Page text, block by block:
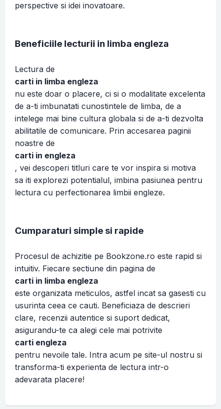
perspective si idei inovatoare.
Beneficiile lecturii in limba engleza
Lectura de
carti in limba engleza
nu este doar o placere, ci si o modalitate excelenta
de a-ti imbunatati cunostintele de limba, de a
intelege mai bine cultura globala si de a-ti dezvolta
abilitatile de comunicare. Prin accesarea paginii
noastre de
carti in engleza
, vei descoperi titluri care te vor inspira si motiva
sa iti explorezi potentialul, imbina pasiunea pentru
lectura cu perfectionarea limbii engleze.
Cumparaturi simple si rapide
Procesul de achizitie pe Bookzone.ro este rapid si
intuitiv. Fiecare sectiune din pagina de
carti in limba engleza
este organizata meticulos, astfel incat sa gasesti cu
usurinta ceea ce cauti. Beneficiaza de descrieri
clare, recenzii autentice si suport dedicat,
asigurandu-te ca alegi cele mai potrivite
carti engleza
pentru nevoile tale. Intra acum pe site-ul nostru si
transforma-ti experienta de lectura intr-o
adevarata placere!